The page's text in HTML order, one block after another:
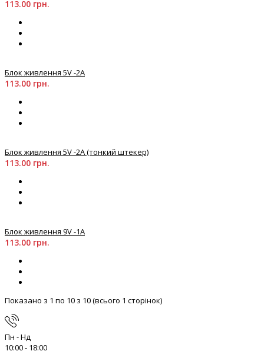
113.00 грн.
Блок живлення 5V -2А
113.00 грн.
Блок живлення 5V -2А (тонкий штекер)
113.00 грн.
Блок живлення 9V -1А
113.00 грн.
Показано з 1 по 10 з 10 (всього 1 сторінок)
Пн - Нд
10:00 - 18:00